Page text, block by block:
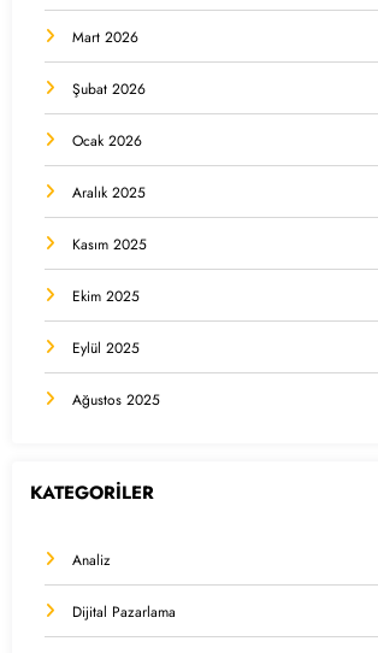
Mart 2026
Şubat 2026
Ocak 2026
Aralık 2025
Kasım 2025
Ekim 2025
Eylül 2025
Ağustos 2025
KATEGORİLER
Analiz
Dijital Pazarlama